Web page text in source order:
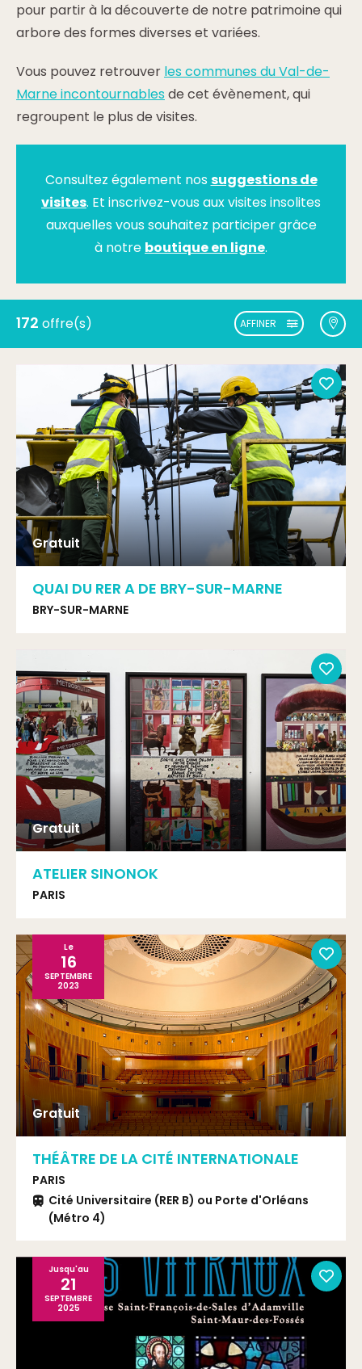
pour partir à la découverte de notre patrimoine qui
arbore des formes diverses et variées.
Vous pouvez retrouver les communes du Val-de-
Marne incontournablesde cet évènement, qui
regroupent le plus de visites.
Consultez également nossuggestions de
visites. Et inscrivez-vous aux visites insolites
auxquelles vous souhaitez participer grâce
à notre boutique en ligne.
172 offre(s) AFFINER
Gratuit
QUAI DU RER A DE BRY-SUR-MARNE
BRY-SUR-MARNE
Gratuit
ATELIER SINONOK
PARIS
Gratuit
Le
16
SEPTEMBRE
2023
THÉÂTRE DE LA CITÉ INTERNATIONALE
PARIS
Cité Universitaire (RER B) ou Porte d'Orléans
(Métro 4)
Bus 21 / 88 / 67
Jusqu'au
21
SEPTEMBRE
2025